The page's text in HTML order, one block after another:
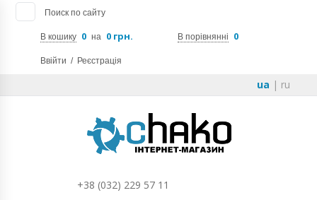
Поиск по сайту
В кошику 0 на 0 грн. В порівнянні 0
Ввійти / Реєстрація
ua | ru
+38 (032) 229 57 11